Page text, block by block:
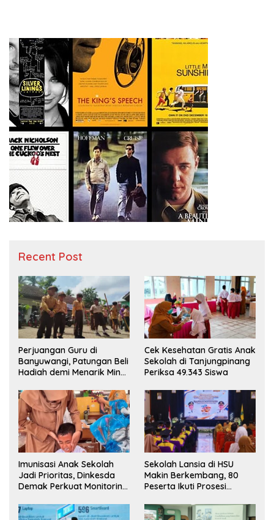
Recent Post
Perjuangan Guru di
Banyuwangi, Patungan Beli
Hadiah demi Menarik Minat
Cek Kesehatan Gratis Anak
Sekolah di Tanjungpinang
Periksa 49.343 Siswa
Imunisasi Anak Sekolah
Jadi Prioritas, Dinkesda
Demak Perkuat Monitoring
Sekolah Lansia di HSU
Makin Berkembang, 80
Peserta Ikuti Prosesi